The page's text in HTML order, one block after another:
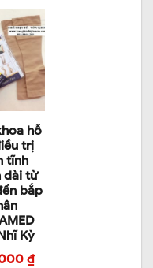
hỗ
trị
tĩnh
dài từ
bắp
Kỳ
₫